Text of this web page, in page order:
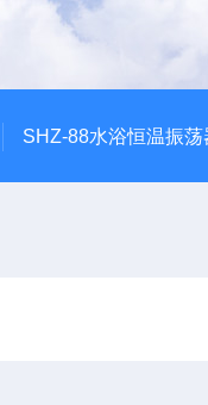
SHZ-88水浴恒温振荡